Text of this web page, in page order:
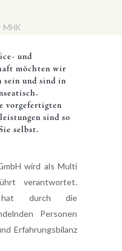
MHK
und
möchten wir
sein und sind in
vorgefertigten
sind so
selbst.
wird als Multi
verantwortet.
hat durch die
Personen
Erfahrungsbilanz